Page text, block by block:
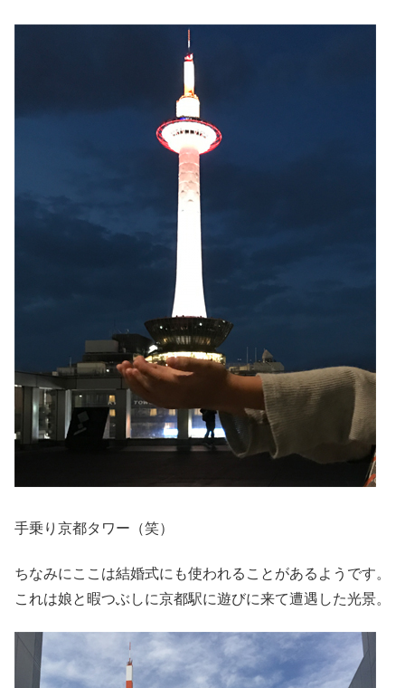
手乗り京都タワー（笑）
ちなみにここは結婚式にも使われることがあるようです。
これは娘と暇つぶしに京都駅に遊びに来て遭遇した光景。